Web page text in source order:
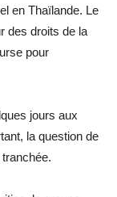
en Thaïlande. Le
des droits de la
pour
jours aux
la question de